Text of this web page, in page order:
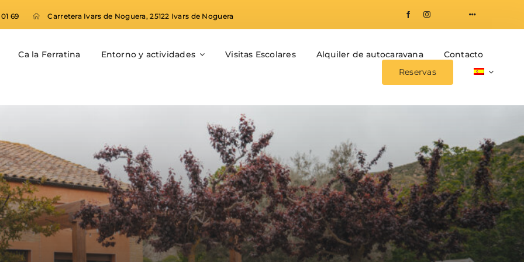
69 Carretera Ivars de Noguera, 25122 Ivars de Noguera
Ca la Ferratina Entorno y actividades Visitas Escolares Alquiler de autocaravana
Contacto
Reservas